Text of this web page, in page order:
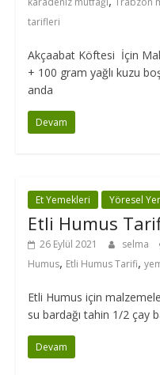
tarifleri
Akçaabat Köftesi İçin
+ 100 gram yağlı kuzu
anda
Devam
Et Yemekleri Yöresel
Etli Humus
26 Eylül 2021 selma
Humus, Etli Humus Tarifi,
Etli Humus için
su bardağı tahin 1/2 çay
Devam